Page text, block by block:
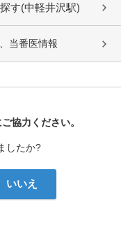
す(中軽井沢駅)
当番医情報
協力ください。
したか?
いいえ